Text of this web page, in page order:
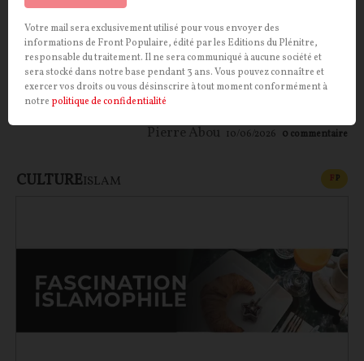
avec un écrivain nationaliste allemand, ancien
officier de la Wehrmacht en poste à l’hôtel Majestic
durant l’Occupation ? Il semblerait bien que oui.
Troublante fascination que celle de François
Mitterrand pour Ernst Jünger…
Pierre Abou 10/06/2026 0 commentaire
CULTUREISLAM FP
Votre mail sera exclusivement utilisé pour vous envoyer des
informations de Front Populaire, édité par les Editions du Plénitre,
responsable du traitement. Il ne sera communiqué à aucune société et
sera stocké dans notre base pendant 3 ans. Vous pouvez connaître et
exercer vos droits ou vous désinscrire à tout moment conformément à
notre politique de confidentialité